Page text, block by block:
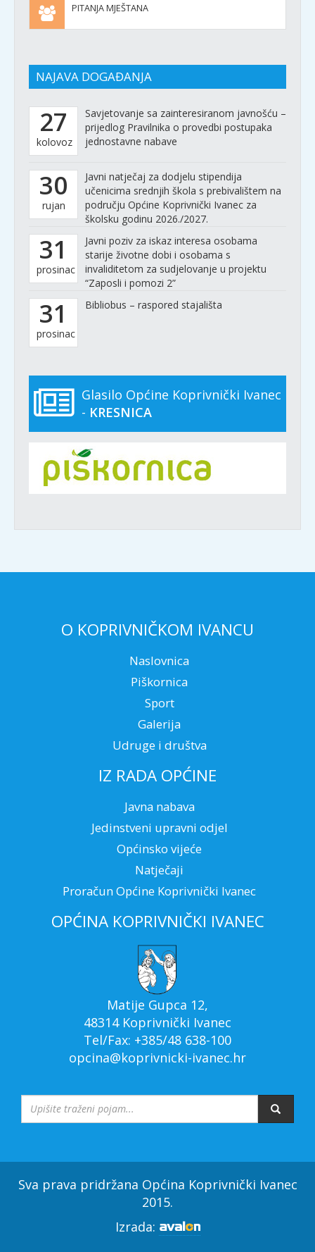
PITANJA MJEŠTANA
NAJAVA DOGAĐANJA
27
kolovoz
Savjetovanje sa zainteresiranom javnošću –
prijedlog Pravilnika o provedbi postupaka
jednostavne nabave
30
rujan
Javni natječaj za dodjelu stipendija
učenicima srednjih škola s prebivalištem na
području Općine Koprivnički Ivanec za
školsku godinu 2026./2027.
31
prosinac
Javni poziv za iskaz interesa osobama
starije životne dobi i osobama s
invaliditetom za sudjelovanje u projektu
“Zaposli i pomozi 2”
31
prosinac
Bibliobus – raspored stajališta
Glasilo Općine Koprivnički Ivanec
- KRESNICA
O KOPRIVNIČKOM IVANCU
Naslovnica
Piškornica
Sport
Galerija
Udruge i društva
IZ RADA OPĆINE
Javna nabava
Jedinstveni upravni odjel
Općinsko vijeće
Natječaji
Proračun Općine Koprivnički Ivanec
OPĆINA KOPRIVNIČKI IVANEC
Matije Gupca 12,
48314 Koprivnički Ivanec
Tel/Fax: +385/48 638-100
opcina@koprivnicki-ivanec.hr
Sva prava pridržana Općina Koprivnički Ivanec
2015.
Izrada: